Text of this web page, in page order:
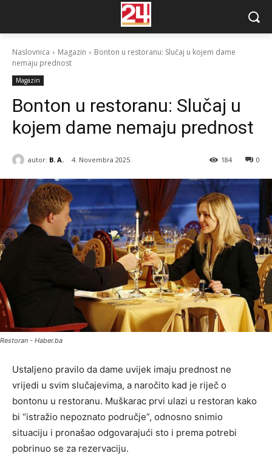
Naslovnica Magazin
Bonton u restoranu: Slučaj u kojem dame
nemaju prednost
Magazin
Bonton u restoranu: Slučaj u
kojem dame nemaju prednost
autor: B. A. 4. Novembra 2025. 0
184
Restoran - Haber.ba
Ustaljeno pravilo da dame uvijek imaju prednost ne
vrijedi u svim slučajevima, a naročito kad je riječ o
bontonu u restoranu. Muškarac prvi ulazi u restoran kako
bi “istražio nepoznato područje”, odnosno snimio
situaciju i pronašao odgovarajući sto i prema potrebi
pobrinuo se za rezervaciju.